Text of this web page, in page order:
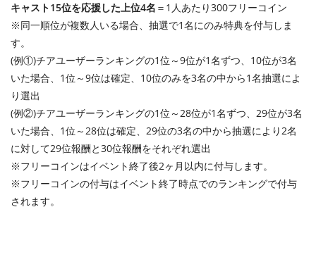
キャスト15位を応援した上位4名 ＝1人あたり300フリーコイン
※同一順位が複数人いる場合、抽選で1名にのみ特典を付与しま
す。
(例①)チアユーザーランキングの1位～9位が1名ずつ、10位が3名
いた場合、1位～9位は確定、10位のみを3名の中から1名抽選によ
り選出
(例②)チアユーザーランキングの1位～28位が1名ずつ、29位が3名
いた場合、1位～28位は確定、29位の3名の中から抽選により2名
に対して29位報酬と30位報酬をそれぞれ選出
※フリーコインはイベント終了後2ヶ月以内に付与します。
※フリーコインの付与はイベント終了時点でのランキングで付与
されます。